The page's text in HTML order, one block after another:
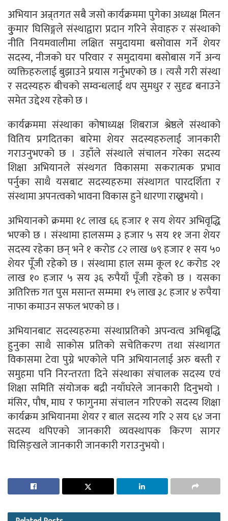
अभियान अन्र्तगत सबै जसो कार्यक्रममा पुगेका अध्यक्ष मिलन
कुुमार घिसिङ्गले संस्थाद्वारा प्रदान गरिने सेवाहरु र संस्थाको
नीति नियमवालीमा लक्षित समुदायमा बसोवास गर्ने शेयर
सदस्य, नीजको घर परिवार र समुदायमा बसोबास गर्ने अन्य
व्यक्तिहरुलाई बुझाउने प्रयास गर्नुभएको छ । त्यसै गरी संस्था
र सदस्यहरु बीचको सम्वन्धलाई थप सुमधुर र सुदृढ बनाउने
समेत उद्देश्य रहेको छ ।
कार्यक्रममा संस्थाका कोषाध्यक्ष शिबराज श्रेष्ठले संस्थाको
वितिय प्रगदितका बारेमा शेयर सदस्यहरुलाई जानकारी
गराउनुभएको छ । उहाँले संस्थाले संचालन गरेका सदस्य
शिक्षा अभियानले संस्थगत विकासमा सकरात्मक प्रभाव
पर्नुका साथै यसबाट सदस्यहरुमा संस्थागत पारदर्शिता र
संस्थामा अपनत्वको भावना विकास हुने धारणा राख्नुभयो ।
अभियानको क्रममा १८ लाख ६६ हजार १ सय शेयर अभिवृद्धि
भएको छ । संस्थामा हालसम्म ३ हजार ५ सय ११ जना शेयर
सदस्य रहेका छन् भने १ करोड ८२ लाख ७९ हजार १ सय ५०
शेयर पूँजी रहेको छ । संस्थामा हाल सम्म कूल १८ करोड २१
लाख १० हजार ५ सय ३६ रुपैयाँ पूँजी रहेको छ । यसका
अतिरिक्त गत पुस मसान्त सम्ममा १५ लाख ३८ हजार ४ रुपैया
नाफा कमाउन सफल भएको छ ।
अभियानबाट सदस्यहरुमा संस्थाप्रतिको अपन्वत्व अभिबृद्धि
हुनुका साथै साकोस प्रतिको सचेतिकरण तथा संस्थागत
विकासमा टेवा पुग्ने भएकोले पनि अभियानलाई अरु बस्ती र
समुहमा पनि निरन्तरता दिने संस्थाका संचालक सदस्य एवं
शिक्षा समिति संयोजक बद्री नयाँघरेले जानकारी दिनुभयो ।
मंसिर, पौष, माघ र फागुनमा संचालन गरिएको सदस्य शिक्षा
कार्यक्रम अभियानमा शेयर र बाल सदस्य गरि २ सय ६४ जना
सदस्य थपिएको जानकारी व्यवस्थापक किरण सागर
घिसिङ्खले जानकारी जानकारी गराउनुभयो ।